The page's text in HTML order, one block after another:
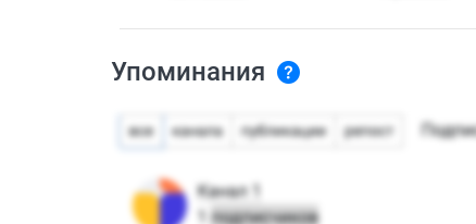
Упоминания